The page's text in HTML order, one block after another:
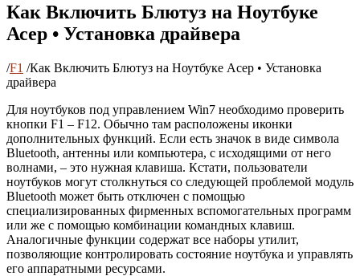
Как Включить Блютуз на Ноутбуке
Асер • Установка драйвера
/F1 /Как Включить Блютуз на Ноутбуке Асер • Установка
драйвера
Для ноутбуков под управлением Win7 необходимо проверить
кнопки F1 – F12. Обычно там расположены иконки
дополнительных функций. Если есть значок в виде символа
Bluetooth, антенны или компьютера, с исходящими от него
волнами, – это нужная клавиша. Кстати, пользователи
ноутбуков могут столкнуться со следующей проблемой модуль
Bluetooth может быть отключен с помощью
специализированных фирменных вспомогательных программ
или же с помощью комбинации командных клавиш.
Аналогичные функции содержат все наборы утилит,
позволяющие контролировать состояние ноутбука и управлять
его аппаратными ресурсами.